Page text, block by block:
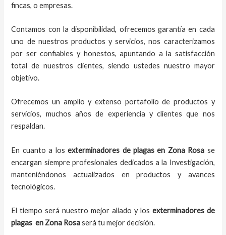
fincas, o empresas.
Contamos con la disponibilidad, ofrecemos garantía en cada
uno de nuestros productos y servicios, nos caracterizamos
por ser confiables y honestos, apuntando a la satisfacción
total de nuestros clientes, siendo ustedes nuestro mayor
objetivo.
Ofrecemos un amplio y extenso portafolio de productos y
servicios, muchos años de experiencia y clientes que nos
respaldan.
En cuanto a losexterminadores de plagasen Zona Rosa se
encargan siempre profesionales dedicados a la Investigación,
manteniéndonos actualizados en productos y avances
tecnológicos.
El tiempo será nuestro mejor aliado y los exterminadores de
plagas en Zona Rosaserá tu mejor decisión.